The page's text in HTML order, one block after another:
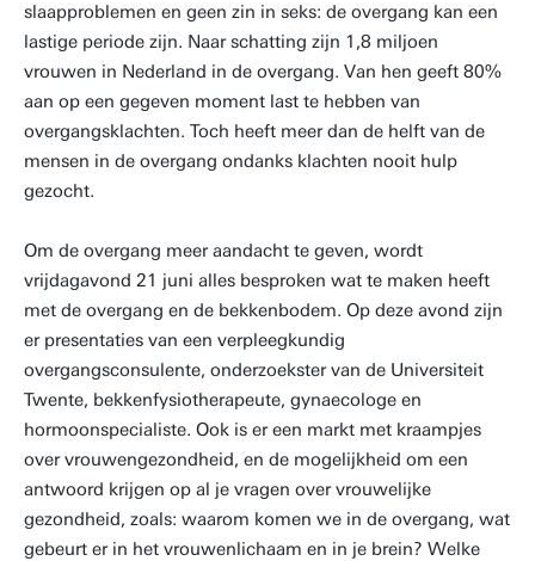
slaapproblemen en geen zin in seks: de overgang kan een
lastige periode zijn. Naar schatting zijn 1,8 miljoen
vrouwen in Nederland in de overgang. Van hen geeft 80%
aan op een gegeven moment last te hebben van
overgangsklachten. Toch heeft meer dan de helft van de
mensen in de overgang ondanks klachten nooit hulp
gezocht.
Om de overgang meer aandacht te geven, wordt
vrijdagavond 21 juni alles besproken wat te maken heeft
met de overgang en de bekkenbodem. Op deze avond zijn
er presentaties van een verpleegkundig
overgangsconsulente, onderzoekster van de Universiteit
Twente, bekkenfysiotherapeute, gynaecologe en
hormoonspecialiste. Ook is er een markt met kraampjes
over vrouwengezondheid, en de mogelijkheid om een
antwoord krijgen op al je vragen over vrouwelijke
gezondheid, zoals: waarom komen we in de overgang, wat
gebeurt er in het vrouwenlichaam en in je brein? Welke